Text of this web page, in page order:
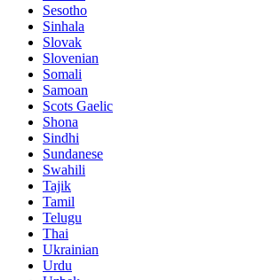
Sesotho
Sinhala
Slovak
Slovenian
Somali
Samoan
Scots Gaelic
Shona
Sindhi
Sundanese
Swahili
Tajik
Tamil
Telugu
Thai
Ukrainian
Urdu